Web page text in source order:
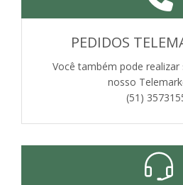
PEDIDOS
Você também pode realizar
nosso
(51)